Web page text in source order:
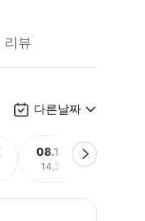
리뷰
다른날짜
08.15(토)
14,200원